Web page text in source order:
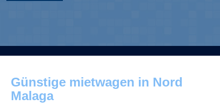
Günstige mietwagen in Nord
Malaga